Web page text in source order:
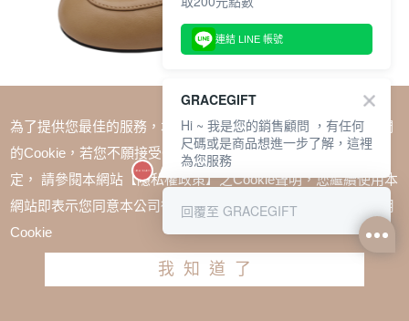
極簡慵懶金屬飾扣穆勒樂福拖鞋 駝
為了提供您最佳的服務，本網站會在您的電腦中放置並取用我們
的Cookie，若您不願接受Cookie時應如何變更電腦的Cookie設
定， 請參閱本網站【隱私權政策】之Cookie聲明，您繼續使用本
網站即表示您同意本公司得按本網站使用條款之Cookie聲明使用
Cookie
我知道了
連結 LINE 帳號
GRACEGIFT
Hi ~ 我是您的銷售顧問 ，有任何
尺碼或是商品想進一步了解，這裡
為您服務
回覆至 GRACEGIFT